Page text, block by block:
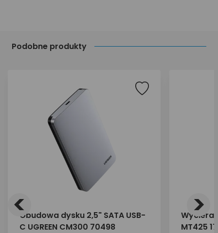
Podobne produkty
Obudowa dysku 2,5" SATA USB-
C UGREEN CM300 70498
MT425
< >